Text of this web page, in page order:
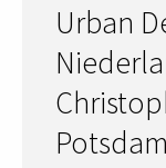
Urban
Potsdam